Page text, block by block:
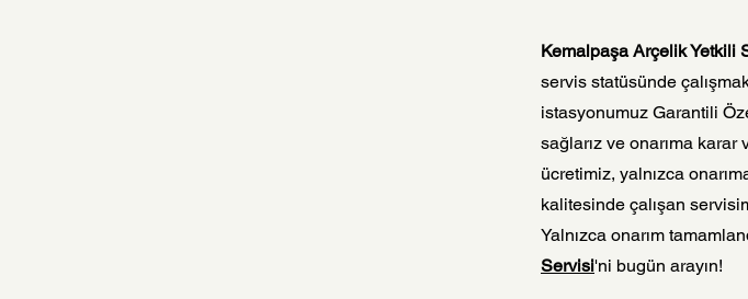
Kemalpaşa Arçelik Yetkili
servis statüsünde
istasyonumuz Garantili
sağlarız ve onarıma
ücretimiz, yalnızca
kalitesinde çalışan
Yalnızca onarım
Servisi'ni bugün arayın!